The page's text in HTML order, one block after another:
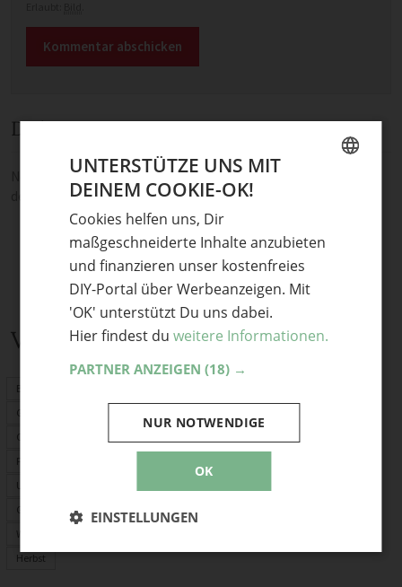
Diskussion
Noch keine Kommentare — sei die Erste oder der Erste und teile
deine Meinung.
Verwandte Themen
Basteln mit Kindern
Geschenke
Origami
Fimo
Upcycling
Garten-Deko
Weihnachten
Herbst
UNTERSTÜTZE UNS MIT
DEINEM COOKIE-OK!
Cookies helfen uns, Dir
maßgeschneiderte Inhalte anzubieten
und finanzieren unser kostenfreies
DIY-Portal über Werbeanzeigen. Mit
'OK' unterstützt Du uns dabei.
Hier findest du weitere Informationen.
PARTNER ANZEIGEN (18) →
OK
NUR NOTWENDIGE
EINSTELLUNGEN